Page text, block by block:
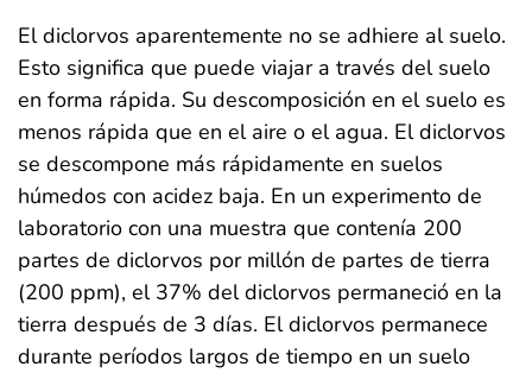
El diclorvos aparentemente no se adhiere al suelo.
Esto significa que puede viajar a través del suelo
en forma rápida. Su descomposición en el suelo es
menos rápida que en el aire o el agua. El diclorvos
se descompone más rápidamente en suelos
húmedos con acidez baja. En un experimento de
laboratorio con una muestra que contenía 200
partes de diclorvos por millón de partes de tierra
(200 ppm), el 37% del diclorvos permaneció en la
tierra después de 3 días. El diclorvos permanece
durante períodos largos de tiempo en un suelo